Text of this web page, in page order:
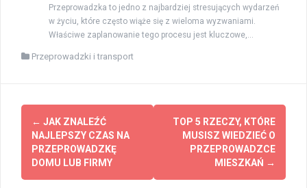
Przeprowadzka to jedno z najbardziej stresujących wydarzeń
w życiu, które często wiąże się z wieloma wyzwaniami.
Właściwe zaplanowanie tego procesu jest kluczowe,...
Przeprowadzki i transport
Post
navigation
← JAK ZNALEŹĆ
NAJLEPSZY CZAS NA
PRZEPROWADZKĘ
DOMU LUB FIRMY
TOP 5 RZECZY, KTÓRE
MUSISZ WIEDZIEĆ O
PRZEPROWADZCE
MIESZKAŃ →